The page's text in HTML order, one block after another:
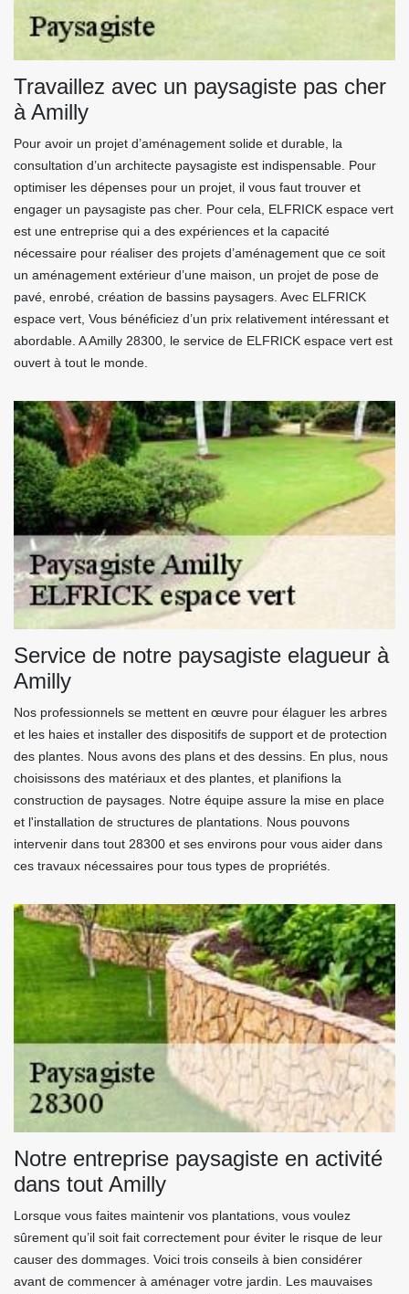
Travaillez avec un paysagiste pas cher
à Amilly
Pour avoir un projet d’aménagement solide et durable, la
consultation d’un architecte paysagiste est indispensable. Pour
optimiser les dépenses pour un projet, il vous faut trouver et
engager un paysagiste pas cher. Pour cela, ELFRICK espace vert
est une entreprise qui a des expériences et la capacité
nécessaire pour réaliser des projets d’aménagement que ce soit
un aménagement extérieur d’une maison, un projet de pose de
pavé, enrobé, création de bassins paysagers. Avec ELFRICK
espace vert, Vous bénéficiez d’un prix relativement intéressant et
abordable. A Amilly 28300, le service de ELFRICK espace vert est
ouvert à tout le monde.
Service de notre paysagiste elagueur à
Amilly
Nos professionnels se mettent en œuvre pour élaguer les arbres
et les haies et installer des dispositifs de support et de protection
des plantes. Nous avons des plans et des dessins. En plus, nous
choisissons des matériaux et des plantes, et planifions la
construction de paysages. Notre équipe assure la mise en place
et l'installation de structures de plantations. Nous pouvons
intervenir dans tout 28300 et ses environs pour vous aider dans
ces travaux nécessaires pour tous types de propriétés.
Notre entreprise paysagiste en activité
dans tout Amilly
Lorsque vous faites maintenir vos plantations, vous voulez
sûrement qu’il soit fait correctement pour éviter le risque de leur
causer des dommages. Voici trois conseils à bien considérer
avant de commencer à aménager votre jardin. Les mauvaises